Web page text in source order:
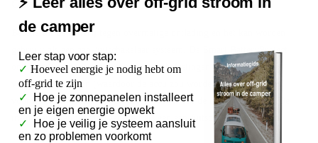
Omschrijving
Beschermt de batterij tegen overmatige ontlading en het kan worden
gebruikt als een aan-/uitschakelaar systeem. De Smart BatteryProtect
ontkoppelt de accu van niet-essentiële belastingen alvorens de accu
volledig is ontladen (waardoor de accu zou worden beschadigd) of
voordat er onvoldoende vermogen over is om de motor te starten. De
in-/uitgang kan worden gebruikt als een aan-/uitschakelaar systeem.
de camper
Leer stap voor stap:
✓ Hoeveel energie je nodig hebt om
off-grid te zijn
✓
Hoe je zonnepanelen installeert
en je eigen energie opwekt
✓
Hoe je veilig je systeem aansluit
en zo problemen voorkomt